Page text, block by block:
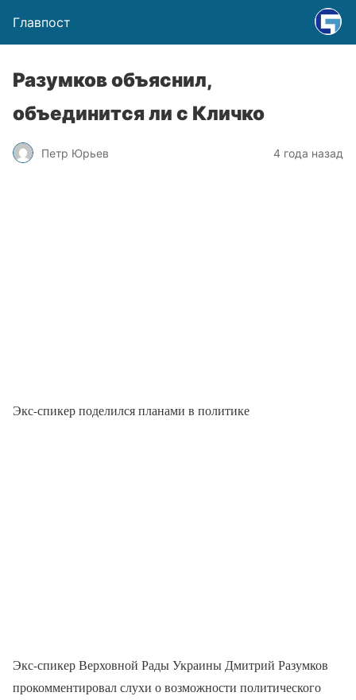
Главпост
Разумков объяснил,
объединится ли с Кличко
Петр Юрьев 4 года назад
Экс-спикер поделился планами в политике
Экс-спикер Верховной Рады Украины Дмитрий Разумков
прокомментировал слухи о возможности политического